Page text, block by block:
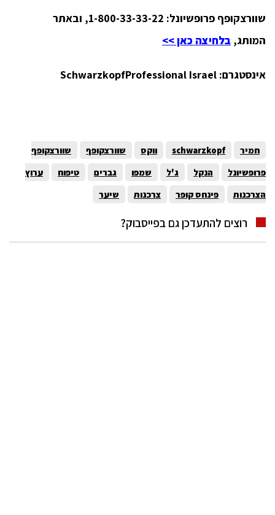
שוורצקופף פרופשיונל: 1-800-33-33-22, ובאתר
המותג, בלחיצה כאן >>
אינסטגרם: SchwarzkopfProfessional Israel
חמיר schwarzkopf ווקס שוורצקופף
שוורצקופף
פרופשיונל
הנקל ג'ל שמפו גברים טיפוח
ערוץ
הצרכנות
פינחס קופר צרכנות שיער
רוצים להתעדכן גם בפייסבוק?